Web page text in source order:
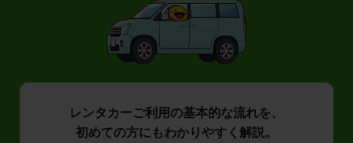
レンタカーご利用の基本的な流れを、
初めての方にもわかりやすく解説。